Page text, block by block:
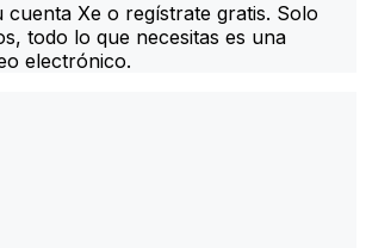
cuenta Xe o regístrate gratis. Solo
todo lo que necesitas es una
electrónico.